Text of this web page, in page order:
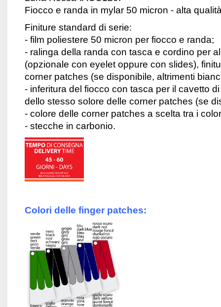
Fiocco e randa in mylar 50 micron - alta
Finiture standard di serie:
- film poliestere 50 micron per fiocco e randa;
- ralinga della randa con tasca e cordino per
(opzionale con eyelet oppure con slides),
corner patches (se disponibile, altrimenti
- inferitura del fiocco con tasca per il cavetto
dello stesso solore delle corner patches (se
- colore delle corner patches a scelta tra i
- stecche in carbonio.
Colori delle finger patches: